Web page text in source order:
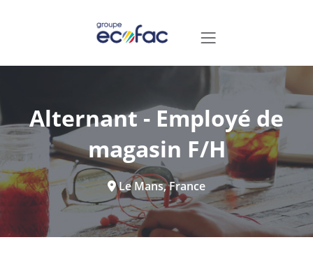
Alternant - Employé de
magasin F/H
Le Mans, France